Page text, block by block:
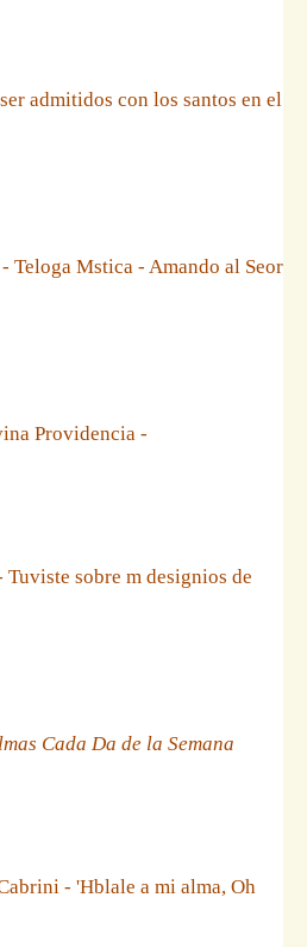
admitidos con los santos en el
- Teloga Mstica - Amando al Seor
Providencia -
sobre m designios de
Cada Da de la Semana
- 'Hblale a mi alma, Oh